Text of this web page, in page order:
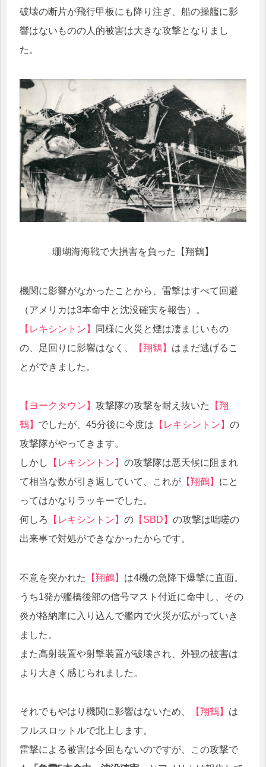
破壊の断片が飛行甲板にも降り注ぎ、船の操艦に影
響はないものの人的被害は大きな攻撃となりまし
た。
珊瑚海海戦で大損害を負った【翔鶴】
機関に影響がなかったことから、雷撃はすべて回避
（アメリカは3本命中と沈没確実を報告）。
【レキシントン】
同様に火災と煙は凄まじいもの
の、足回りに影響はなく、
【翔鶴】 はまだ逃げるこ
とができました。
【ヨークタウン】 攻撃隊の攻撃を耐え抜いた
【翔
鶴】 でしたが、45分後に今度は 【レキシントン】 の
攻撃隊がやってきます。
しかし
【レキシントン】 の攻撃隊は悪天候に阻まれ
て相当な数が引き返していて、これが 【翔鶴】 にと
ってはかなりラッキーでした。
何しろ
【レキシントン】 の 【SBD】 の攻撃は咄嗟の
出来事で対処ができなかったからです。
不意を突かれた 【翔鶴】 は4機の急降下爆撃に直面。
うち1発が艦橋後部の信号マスト付近に命中し、その
炎が格納庫に入り込んで艦内で火災が広がっていき
ました。
また高射装置や射撃装置が破壊され、外観の被害は
より大きく感じられました。
それでもやはり機関に影響はないため、 【翔鶴】 は
フルスロットルで北上します。
雷撃による被害は今回もないのですが、この攻撃で